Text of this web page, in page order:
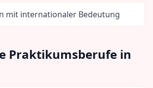
mit internationaler Bedeutung
Praktikumsberufe in